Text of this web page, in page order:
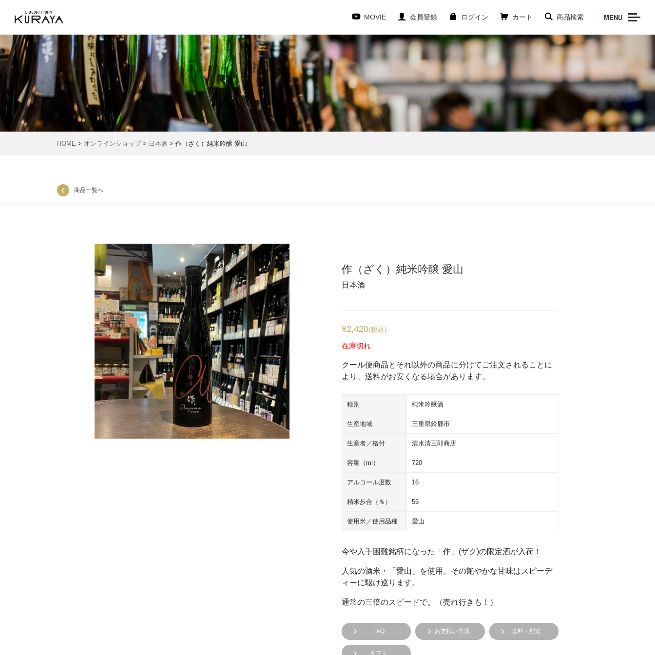
MOVIE 会員登録 ログイン カート 商品検索 MENU
HOME > オンラインショップ> 日本酒 > 作（ざく）純米吟醸 愛山
商品一覧へ
作（ざく）純米吟醸 愛山
日本酒
¥2,420(税込)
在庫切れ
クール便商品とそれ以外の商品に分けてご注文されることに
より、送料がお安くなる場合があります。
種別 純米吟醸酒
生産地域 三重県鈴鹿市
生産者／格付 清水清三郎商店
容量（ml） 720
アルコール度数 16
精米歩合（％） 55
使用米／使用品種 愛山
今や入手困難銘柄になった「作」(ザク)の限定酒が入荷！
人気の酒米・「愛山」を使用。その艶やかな甘味はスピーデ
ィーに駆け巡ります。
通常の三倍のスピードで。（売れ行きも！）
FAQ お支払い方法 送料・配送
ギフト